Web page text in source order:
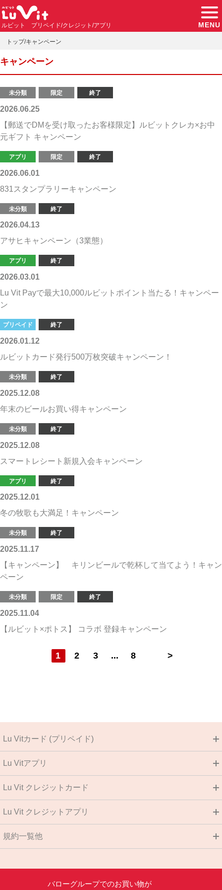
ルビット プリペイド/クレジット/アプリ MENU
トップ キャンペーン
キャンペーン
未分類 限定 終了
2026.06.25
【郵送でDMを受け取ったお客様限定】ルビットクレカ×お中
元ギフト キャンペーン
アプリ 限定 終了
2026.06.01
831スタンプラリーキャンペーン
未分類 終了
2026.04.13
アサヒキャンペーン（3業態）
アプリ 終了
2026.03.01
Lu Vit Payで最大10,000ルビットポイント当たる！キャンペー
ン
プリペイド 終了
2026.01.12
ルビットカード発行500万枚突破キャンペーン！
未分類 終了
2025.12.08
年末のビールお買い得キャンペーン
未分類 終了
2025.12.08
スマートレシート新規入会キャンペーン
アプリ 終了
2025.12.01
冬の牧歌も大満足！キャンペーン
未分類 終了
2025.11.17
【キャンペーン】 キリンビールで乾杯して当てよう！キャン
ペーン
未分類 限定 終了
2025.11.04
【ルビット×ポトス】 コラボ 登録キャンペーン
1 2 3 ... 8 >
Lu Vitカード (プリペイド)
Lu Vitアプリ
Lu Vit クレジットカード
Lu Vit クレジットアプリ
規約一覧他
バローグループでのお買い物が